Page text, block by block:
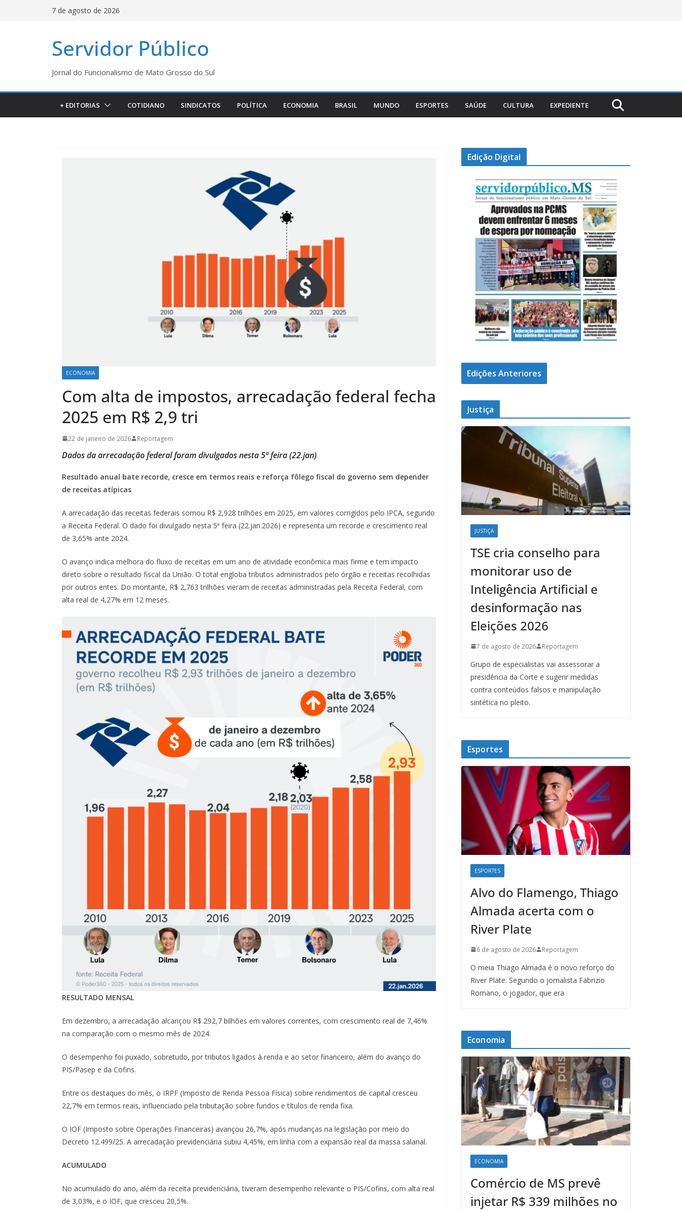
7 de agosto de 2026
Servidor Público
Jornal do Funcionalismo de Mato Grosso do Sul
+ EDITORIAS COTIDIANO SINDICATOS POLÍTICA ECONOMIA BRASIL MUNDO ESPORTES SAÚDE CULTURA EXPEDIENTE
ECONOMIA
Com alta de impostos, arrecadação federal fecha
2025 em R$ 2,9 tri
22 de janeiro de 2026 Reportagem
Dados da arrecadação federal foram divulgados nesta 5ª feira (22.jan)
Resultado anual bate recorde, cresce em termos reais e reforça fôlego fiscal do governo sem depender
de receitas atípicas
A arrecadação das receitas federais somou R$ 2,928 trilhões em 2025, em valores corrigidos pelo IPCA, segundo
a Receita Federal. O dado foi divulgado nesta 5ª feira (22.jan.2026) e representa um recorde e crescimento real
de 3,65% ante 2024.
O avanço indica melhora do fluxo de receitas em um ano de atividade econômica mais firme e tem impacto
direto sobre o resultado fiscal da União. O total engloba tributos administrados pelo órgão e receitas recolhidas
por outros entes. Do montante, R$ 2,763 trilhões vieram de receitas administradas pela Receita Federal, com
alta real de 4,27% em 12 meses.
RESULTADO MENSAL
Em dezembro, a arrecadação alcançou R$ 292,7 bilhões em valores correntes, com crescimento real de 7,46%
na comparação com o mesmo mês de 2024.
O desempenho foi puxado, sobretudo, por tributos ligados à renda e ao setor financeiro, além do avanço do
PIS/Pasep e da Cofins.
Entre os destaques do mês, o IRPF (Imposto de Renda Pessoa Física) sobre rendimentos de capital cresceu
22,7% em termos reais, influenciado pela tributação sobre fundos e títulos de renda fixa.
O IOF (Imposto sobre Operações Financeiras) avançou 26,7%, após mudanças na legislação por meio do
Decreto 12.499/25. A arrecadação previdenciária subiu 4,45%, em linha com a expansão real da massa salarial.
ACUMULADO
No acumulado do ano, além da receita previdenciária, tiveram desempenho relevante o PIS/Cofins, com alta real
de 3,03%, e o IOF, que cresceu 20,5%.
Edição Digital
Edições Anteriores
Justiça
JUSTIÇA
TSE cria conselho para
monitorar uso de
Inteligência Artificial e
desinformação nas
Eleições 2026
7 de agosto de 2026 Reportagem
Grupo de especialistas vai assessorar a
presidência da Corte e sugerir medidas
contra conteúdos falsos e manipulação
sintética no pleito.
Esportes
ESPORTES
Alvo do Flamengo, Thiago
Almada acerta com o
River Plate
6 de agosto de 2026 Reportagem
O meia Thiago Almada é o novo reforço do
River Plate. Segundo o jornalista Fabrizio
Romano, o jogador, que era
Economia
ECONOMIA
Comércio de MS prevê
injetar R$ 339 milhões no